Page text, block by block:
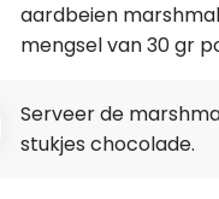
aardbeien
mengsel van 30 gr
Serveer de
stukjes chocolade.